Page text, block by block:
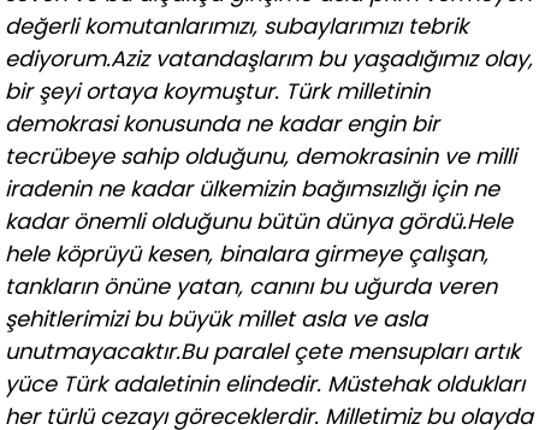
değerli komutanlarımızı, subaylarımızı tebrik
ediyorum.Aziz vatandaşlarım bu yaşadığımız olay,
bir şeyi ortaya koymuştur. Türk milletinin
demokrasi konusunda ne kadar engin bir
tecrübeye sahip olduğunu, demokrasinin ve milli
iradenin ne kadar ülkemizin bağımsızlığı için ne
kadar önemli olduğunu bütün dünya gördü.Hele
hele köprüyü kesen, binalara girmeye çalışan,
tankların önüne yatan, canını bu uğurda veren
şehitlerimizi bu büyük millet asla ve asla
unutmayacaktır.Bu paralel çete mensupları artık
yüce Türk adaletinin elindedir. Müstehak oldukları
her türlü cezayı göreceklerdir. Milletimiz bu olayda